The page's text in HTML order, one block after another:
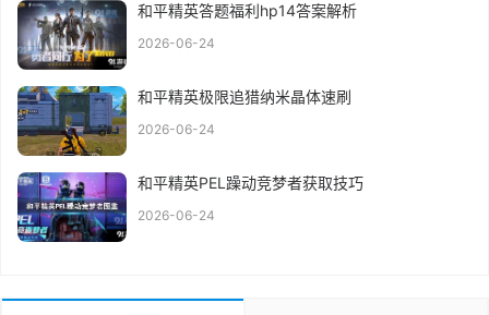
和平精英答题福利hp14答案解析
2026-06-24
和平精英极限追猎纳米晶体速刷
2026-06-24
和平精英PEL躁动竞梦者获取技巧
2026-06-24